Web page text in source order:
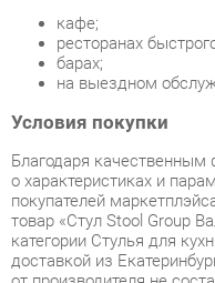
Благодаря качественным
о характеристиках и
покупателей маркетплэйса
категории Стулья для
от производителя не
Мы отправляем заказы в
ассортимента в наличии
получите не позднее48-ми
заказа. Дополнительно вы
и сборку мебельных